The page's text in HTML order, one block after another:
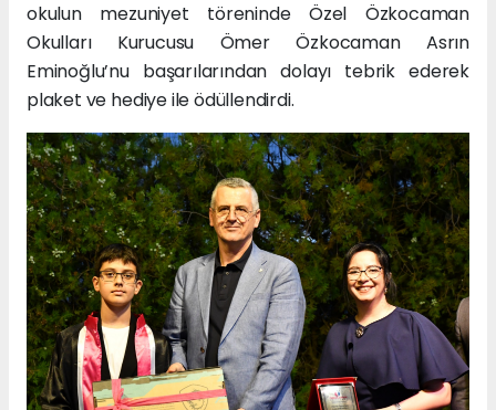
okulun mezuniyet töreninde Özel Özkocaman
Okulları Kurucusu Ömer Özkocaman Asrın
Eminoğlu’nu başarılarından dolayı tebrik ederek
plaket ve hediye ile ödüllendirdi.